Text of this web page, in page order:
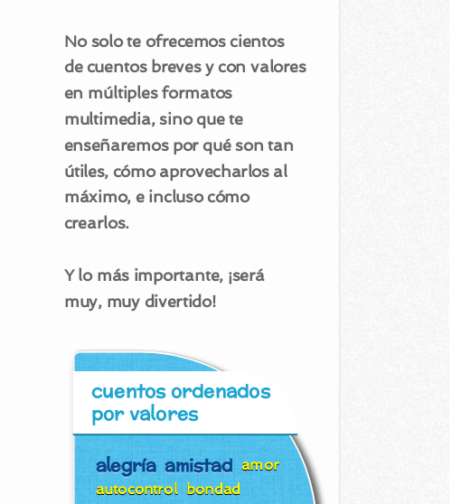
No solo te ofrecemos cientos
de cuentos breves y con valores
en múltiples formatos
multimedia, sino que te
enseñaremos por qué son tan
útiles, cómo aprovecharlos al
máximo, e incluso cómo
crearlos.
Y lo más importante, ¡será
muy, muy divertido!
cuentos ordenados
por valores
alegría amistad amor
autocontrol bondad